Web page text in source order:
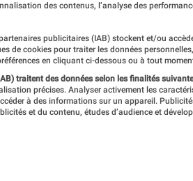
des contenus, l’analyse des
publicitaires (IAB) stockent et/ou
de cookies pour traiter les données
en cliquant ci-dessous ou à tout
traitent des données selon les finalités
précises. Analyser activement les
à des informations sur un appareil.
et du contenu, études d’audience et